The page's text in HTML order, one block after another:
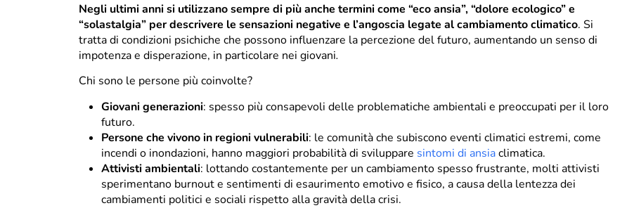
Negli ultimi anni si utilizzano sempre di più anche termini come “eco ansia”, “dolore ecologico” e
“solastalgia” per descrivere le sensazioni negative e l’angoscia legate al cambiamento climatico. Si
tratta di condizioni psichiche che possono influenzare la percezione del futuro, aumentando un senso di
impotenza e disperazione, in particolare nei giovani.
Chi sono le persone più coinvolte?
Giovani generazioni: spesso più consapevoli delle problematiche ambientali e preoccupati per il loro
futuro.
Persone che vivono in regioni vulnerabili: le comunità che subiscono eventi climatici estremi, come
incendi o inondazioni, hanno maggiori probabilità di sviluppare sintomi di ansiaclimatica.
Attivisti ambientali: lottando costantemente per un cambiamento spesso frustrante, molti attivisti
sperimentano burnout e sentimenti di esaurimento emotivo e fisico, a causa della lentezza dei
cambiamenti politici e sociali rispetto alla gravità della crisi.